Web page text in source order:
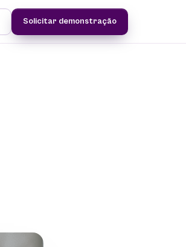
Solicitar demonstração